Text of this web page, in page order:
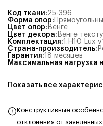
Код ткани:25-396
Форма опор:
Цвет опор: Венге
Цвет декора: Венге
Комплектация:1.Н10 Lux
Страна-производитель:
Гарантия:18 месяцев
Максимальная нагрузка
Показать все
Конструктивные
отклонения от